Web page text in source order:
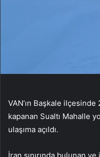
VAN’ın Başkale
kapanan Sualtı Mahalle
ulaşıma açıldı.